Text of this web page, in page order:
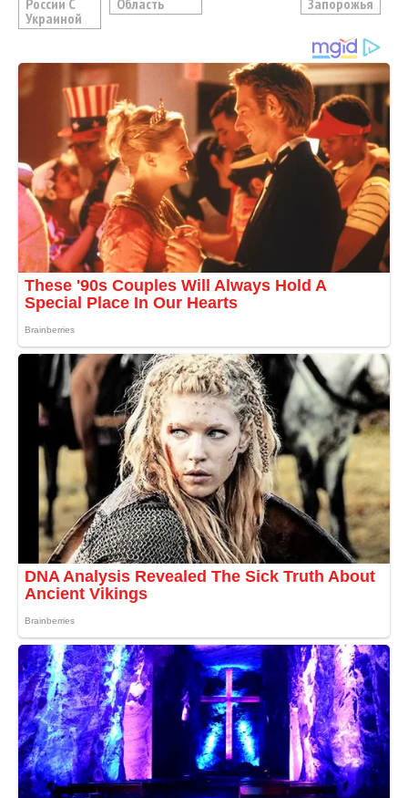
России С
Украиной
Область Запорожья